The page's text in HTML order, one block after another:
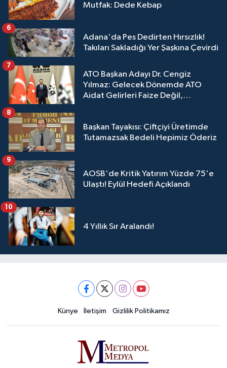
Mutfak: Dede Kebap
Adana'da Pes Dedirten Hırsızlık!
Takıları Sakladığı Yer Şaşkına Çevirdi
6
ATO Başkan Adayı Dr. Cengiz
Yılmaz: Gelecek Dönemde ATO
Aidat Gelirleri Faize Değil,
7
Başkan Tayakısı: Çiftçiyi Üretimde
Tutamazsak Bedeli Hepimiz Öderiz
8
AOSB'de Kritik Yatırım Yüzde 75'e
Ulaştı! Eylül Hedefi Açıklandı
9
4 Yıllık Sır Aralandı!
10
Künye İletişim Gizlilik Politikamız